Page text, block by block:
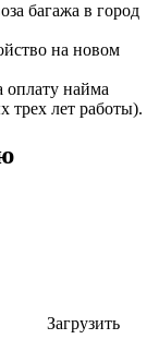
багажа в город
на новом
оплату найма
трех лет работы).
Загрузить